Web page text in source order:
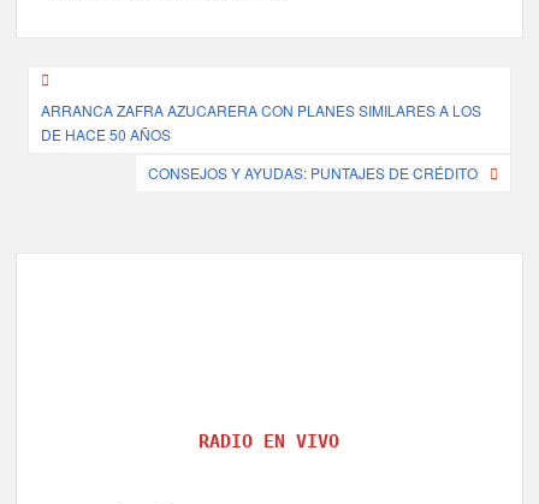
Post
navigation
ARRANCA ZAFRA AZUCARERA CON PLANES SIMILARES A LOS
DE HACE 50 AÑOS
CONSEJOS Y AYUDAS: PUNTAJES DE CRÉDITO
RADIO EN VIVO